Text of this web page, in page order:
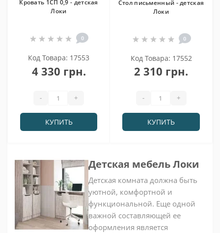
Кровать 1СП 0,9 - детская
Локи
0
Код Товара: 17553
4 330 грн.
- +
КУПИТЬ
Стол письменный - детская
Локи
0
Код Товара: 17552
2 310 грн.
- +
КУПИТЬ
Детская мебель Локи
Детская комната должна быть
уютной, комфортной и
функциональной. Еще одной
важной составляющей ее
оформления является